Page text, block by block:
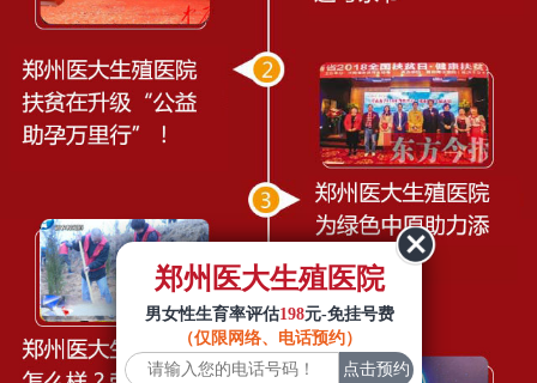
郑州医大生殖医院
男女性生育率评估198元-免挂号费
（仅限网络、电话预约）